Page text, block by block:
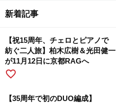
新着記事
【祝15周年、チェロとピアノで
紡ぐ二人旅】柏木広樹＆光田健一
が11月12日に京都RAGへ
favorite_border
【35周年で初のDUO編成】